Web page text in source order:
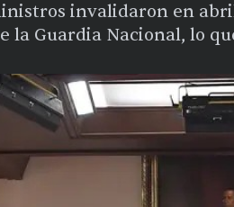
invalidaron en
la Guardia Nacional, lo